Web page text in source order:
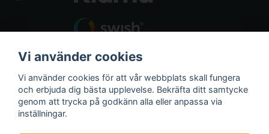
Fraktalternativ
Vi använder cookies
Vi använder cookies för att vår webbplats skall fungera
och erbjuda dig bästa upplevelse. Bekräfta ditt samtycke
genom att trycka på godkänn alla eller anpassa via
inställningar.